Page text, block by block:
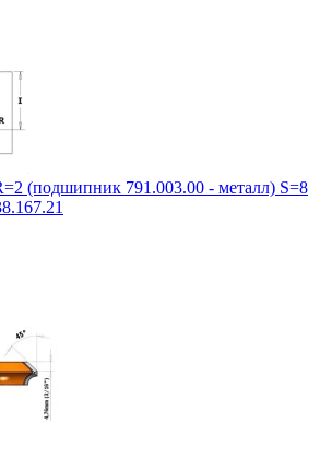
(подшипник 791.003.00 - металл) S=8